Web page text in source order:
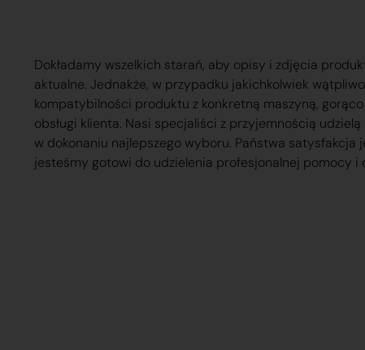
Dokładamy wszelkich starań, aby opisy i zdjęcia
aktualne. Jednakże, w przypadku jakichkolwiek
kompatybilności produktu z konkretną maszyną,
obsługi klienta. Nasi specjaliści z przyjemnością
w dokonaniu najlepszego wyboru. Państwa
jesteśmy gotowi do udzielenia profesjonalnej pomocy i